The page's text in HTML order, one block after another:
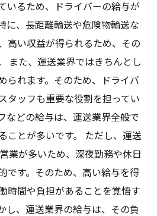
いるため、ドライバーの給与が
に、長距離輸送や危険物輸送な
高い収益が得られるため、その
また、運送業界ではきちんとし
られます。そのため、ドライバ
タッフも重要な役割を担ってい
などの給与は、運送業界全般で
ことが多いです。 ただし、運送
業が多いため、深夜勤務や休日
です。そのため、高い給与を得
時間や負担があることを覚悟す
し、運送業界の給与は、その負